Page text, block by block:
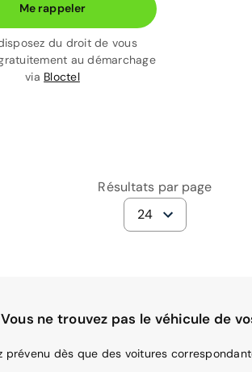
Me rappeler
du droit de vous
au démarchage
via Bloctel
Résultats par page
24
Vous ne trouvez pas le véhicule de
prévenu dès que des voitures